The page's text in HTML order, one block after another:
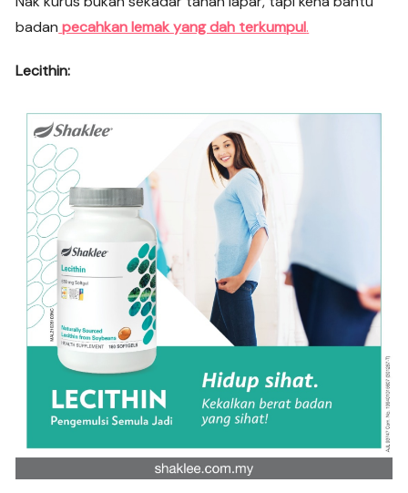
badan pecahkan lemak yang dah terkumpul.
Lecithin: